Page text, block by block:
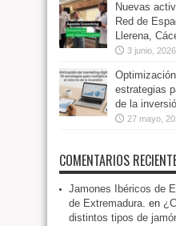
Nuevas
Red de
Llerena,
3 junio, 2026
estrategias
de la
27 mayo,
COMENTARIOS
Jamones Ibéricos de
de Extremadura. en
distintos tipos de